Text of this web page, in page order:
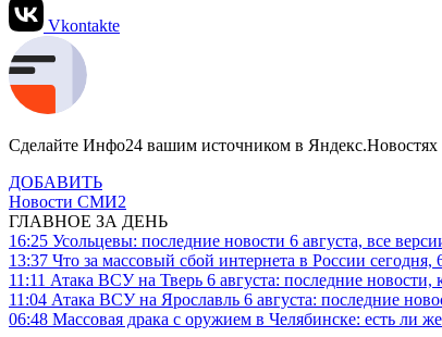
Vkontakte
Сделайте Инфо24 вашим источником в Яндекс.Новостях
ДОБАВИТЬ
Новости СМИ2
ГЛАВНОЕ ЗА ДЕНЬ
16:25 Усольцевы: последние новости 6 августа, все
13:37 Что за массовый сбой интернета в России
11:11 Атака ВСУ на Тверь 6 августа: последние новости,
11:04 Атака ВСУ на Ярославль 6 августа: последние
06:48 Массовая драка с оружием в Челябинске: есть ли